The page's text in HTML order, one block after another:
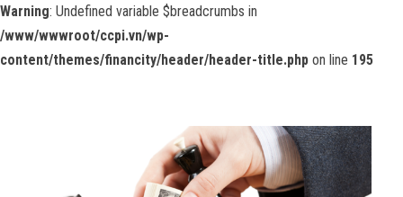
Warning: Undefined variable $breadcrumbs in
/www/wwwroot/ccpi.vn/wp-
content/themes/financity/header/header-title.php on line 195